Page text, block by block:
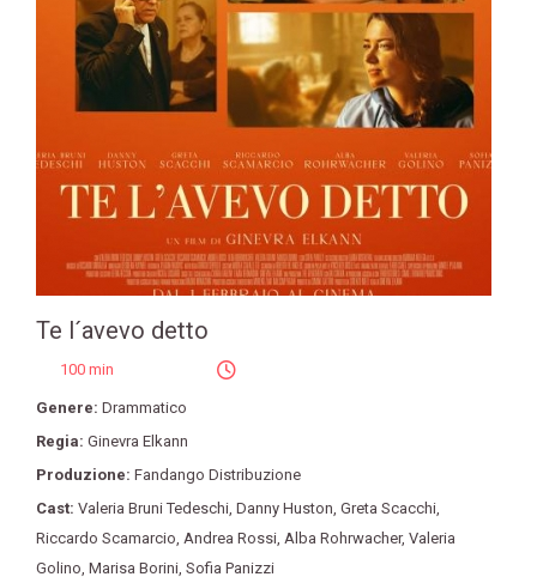
Te l´avevo detto
100 min
Genere: Drammatico
Regia: Ginevra Elkann
Produzione: Fandango Distribuzione
Cast: Valeria Bruni Tedeschi Danny Huston Greta Scacchi
Riccardo Scamarcio Andrea Rossi Alba Rohrwacher, Valeria
Golino Marisa Borini Sofia Panizzi